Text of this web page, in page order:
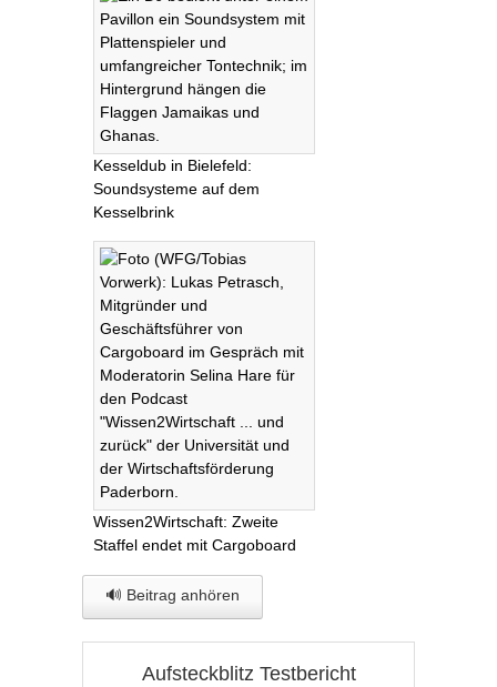
Kesseldub in Bielefeld:
Soundsysteme auf dem
Kesselbrink
Wissen2Wirtschaft: Zweite
Staffel endet mit Cargoboard
🔊 Beitrag anhören
Aufsteckblitz Testbericht